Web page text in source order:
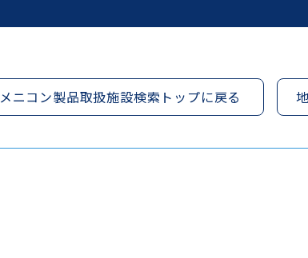
メニコン製品取扱施設検索トップに戻る